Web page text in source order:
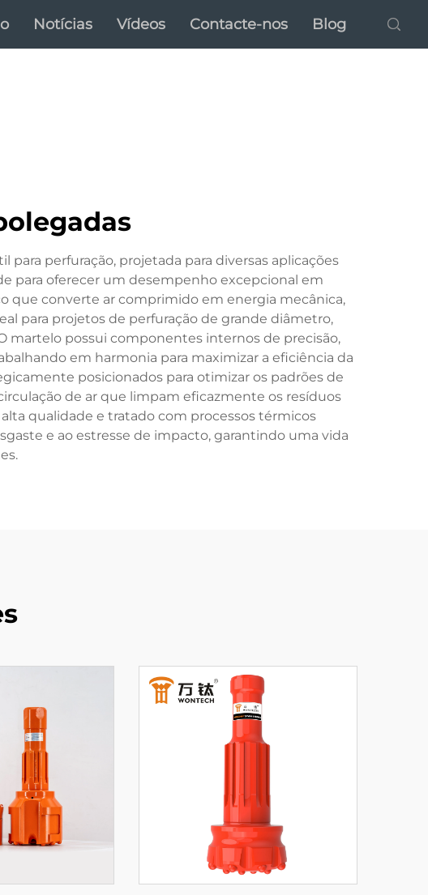
Notícias Vídeos Contacte-nos Blog
perfuração, projetada para diversas aplicações
para oferecer um desempenho excepcional em
que converte ar comprimido em energia mecânica,
para projetos de perfuração de grande diâmetro,
martelo possui componentes internos de precisão,
em harmonia para maximizar a eficiência da
posicionados para otimizar os padrões de
de ar que limpam eficazmente os resíduos
qualidade e tratado com processos térmicos
e ao estresse de impacto, garantindo uma vida